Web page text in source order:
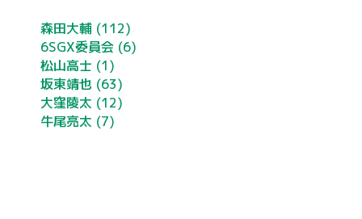
森田大輔 (112)
6SGX委員会 (6)
松山高士 (1)
坂東靖也 (63)
大窪陵太 (12)
牛尾亮太 (7)